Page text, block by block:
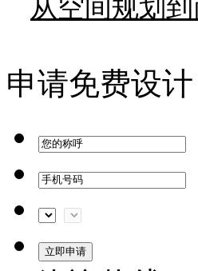
从空间规划
申请免费设计